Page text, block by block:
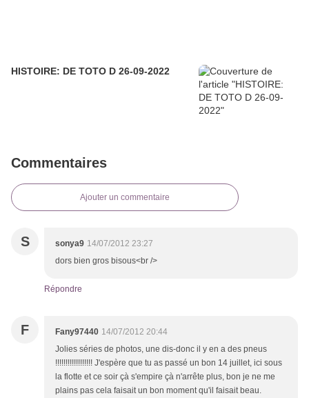
HISTOIRE: DE TOTO D 26-09-2022
Commentaires
Ajouter un commentaire
S sonya9 14/07/2012 23:27
dors bien gros bisous<br />
Répondre
F Fany97440 14/07/2012 20:44
Jolies séries de photos, une dis-donc il y en a des pneus
!!!!!!!!!!!!!!!!!! J'espère que tu as passé un bon 14 juillet, ici sous
la flotte et ce soir çà s'empire çà n'arrête plus, bon je ne me
plains pas cela faisait un bon moment qu'il faisait beau.